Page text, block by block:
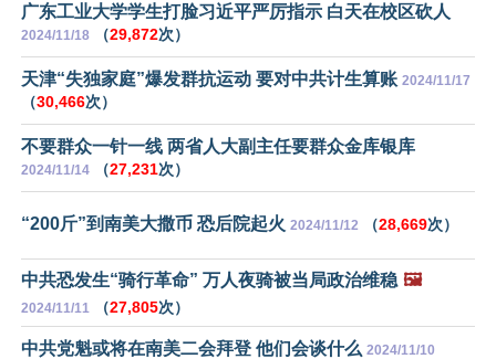
广东工业大学学生打脸习近平严厉指示 白天在校区砍人
2024/11/18 （29,872次）
天津“失独家庭”爆发群抗运动 要对中共计生算账 2024/11/17
（30,466次）
不要群众一针一线 两省人大副主任要群众金库银库
2024/11/14 （27,231次）
“200斤”到南美大撒币 恐后院起火 2024/11/12 （28,669次）
中共恐发生“骑行革命” 万人夜骑被当局政治维稳 🖼️
2024/11/11 （27,805次）
中共党魁或将在南美二会拜登 他们会谈什么 2024/11/10